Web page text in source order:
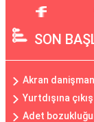
SON
Akran
Yurtdışına
Adet